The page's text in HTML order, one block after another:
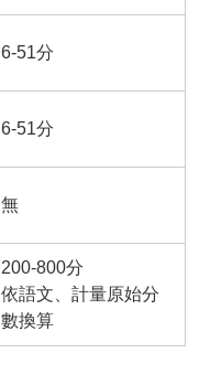
6-51分
6-51分
無
200-800分
依語文、計量原始分
數換算